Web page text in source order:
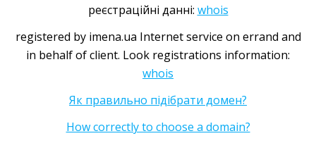
реєстраційні данні: whois
registered by imena.ua Internet service on errand and
in behalf of client. Look registrations information:
whois
Як правильно підібрати домен?
How correctly to choose a domain?